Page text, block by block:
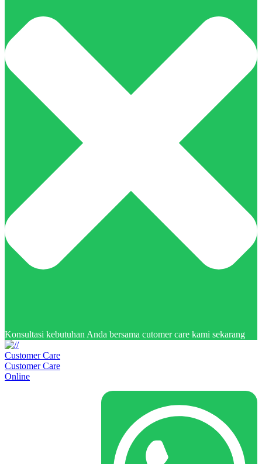
Konsultasi kebutuhan Anda bersama cutomer care kami sekarang
Customer Care
Customer Care
Online